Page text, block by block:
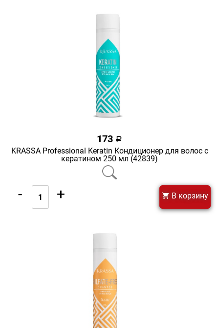
173 a
KRASSA Professional Keratin Кондиционер для волос с
кератином 250 мл (42839)
- + В корзину